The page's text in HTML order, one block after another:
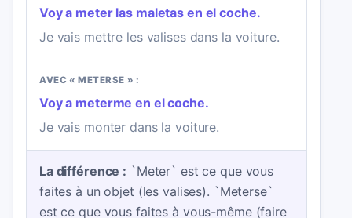
Voy a meter las maletas en el coche.
Je vais mettre les valises dans la voiture.
AVEC « METERSE » :
Voy a meterme en el coche.
Je vais monter dans la voiture.
La différence : `Meter` est ce que vous
faites à un objet (les valises). `Meterse`
est ce que vous faites à vous-même (faire